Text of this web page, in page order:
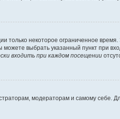
только некоторое ограниченное
можете выбрать указанный пункт при
входить при каждом посещении
модераторам и самому себе.